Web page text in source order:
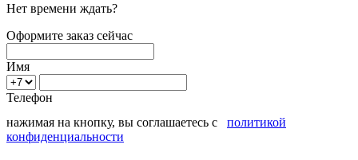
Нет времени ждать?
Оформите заказ сейчас
Имя
Телефон
нажимая на кнопку, вы соглашаетесь с политикой
конфиденциальности